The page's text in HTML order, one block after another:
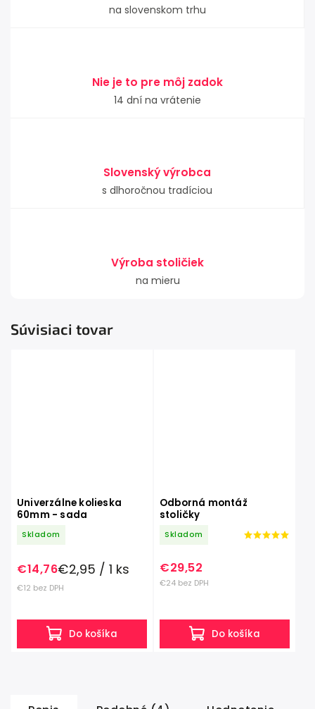
na slovenskom trhu
Nie je to pre môj zadok
14 dní na vrátenie
Slovenský výrobca
s dlhoročnou tradíciou
Výroba stoličiek
na mieru
Súvisiaci tovar
Univerzálne kolieska
60mm - sada
Skladom
€12 bez DPH
€14,76€2,95 / 1 ks
Do košíka
Odborná montáž
stoličky
Skladom
€24 bez DPH
€29,52
Do košíka